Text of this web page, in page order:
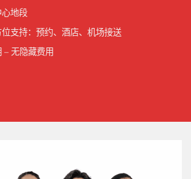
地段
支持：预约、酒店、机场接送
– 无隐藏费用